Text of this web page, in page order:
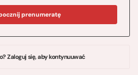
prenumeratę
Zaloguj się, aby kontynuuwać